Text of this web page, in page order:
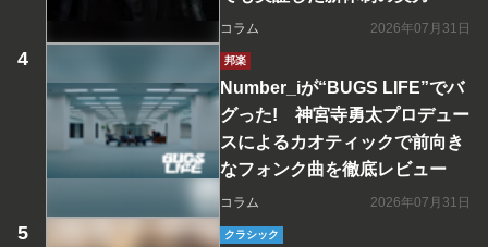
コラム 2026年07月31日
邦楽
Number_iが“BUGS LIFE”でバ
グった! 神宮寺勇太プロデュー
スによるカオティックで前向き
なフォンク曲を徹底レビュー
コラム 2026年07月31日
クラシック